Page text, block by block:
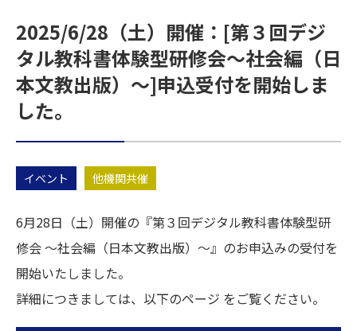
2025/6/28（土）開催：[第３回デジ
タル教科書体験型研修会～社会編（日
本文教出版）～]申込受付を開始しま
した。
イベント 他機関共催
6月28日（土）開催の『第３回デジタル教科書体験型研
修会 ～社会編（日本文教出版）～』のお申込みの受付を
開始いたしました。
詳細につきましては、以下のページ をご覧ください。